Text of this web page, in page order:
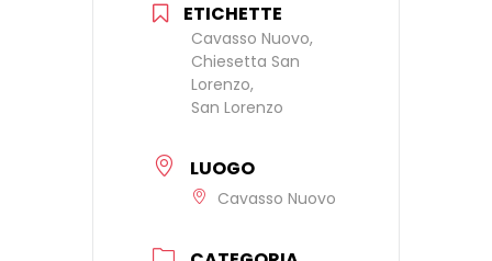
ETICHETTE
Cavasso Nuovo,
Chiesetta San
Lorenzo,
San Lorenzo
LUOGO
Cavasso Nuovo